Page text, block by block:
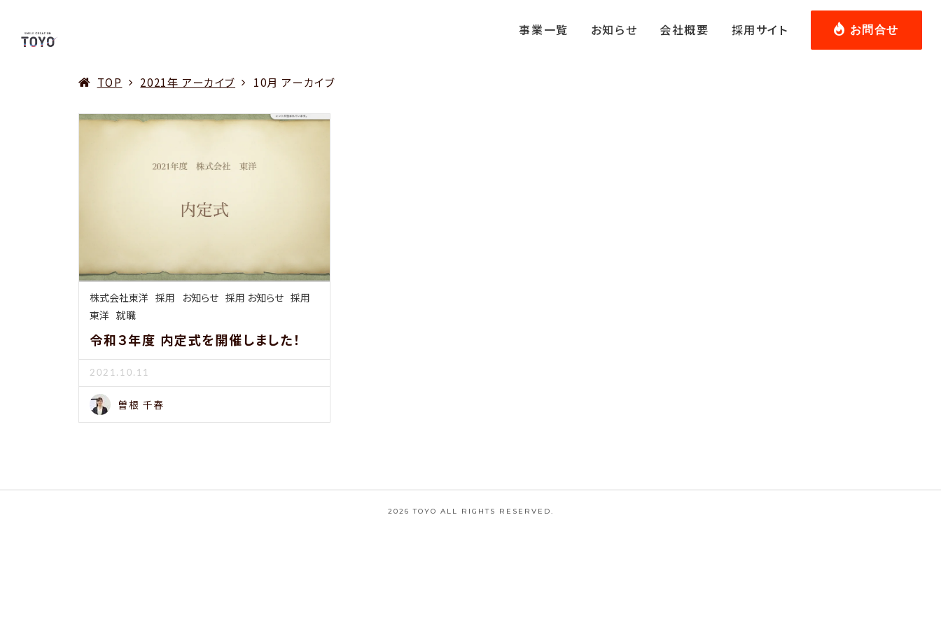
事業一覧 お知らせ 会社概要 採用サイト お問合せ
TOP 2021年 アーカイブ 10月 アーカイブ
株式会社東洋 採用 お知らせ 採用 お知らせ 採用
東洋 就職
令和３年度 内定式を開催しました！
2021.10.11
曽根 千春
2026 TOYO ALL RIGHTS RESERVED.